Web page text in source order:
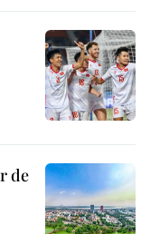
de